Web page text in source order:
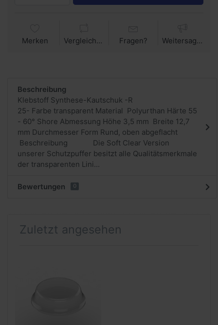
Merken Vergleichen Fragen? Weitersagen
Beschreibung
Klebstoff Synthese-Kautschuk -R
25- Farbe transparent Material Polyurthan Härte 55
- 60° Shore Abmessung Höhe 3,5 mm Breite 12,7
mm Durchmesser Form Rund, oben abgeflacht
Beschreibung Die Soft Clear Version
unserer Schutzpuffer besitzt alle Qualitätsmerkmale
der transparenten Lini...
Bewertungen 0
Zuletzt angesehen